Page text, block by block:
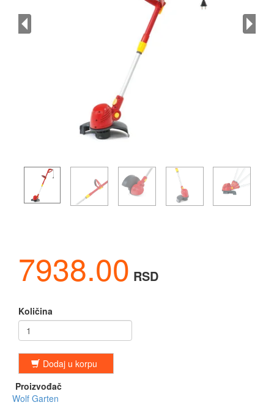
7938.00 RSD
Količina
Dodaj u korpu
Proizvođač
Wolf Garten